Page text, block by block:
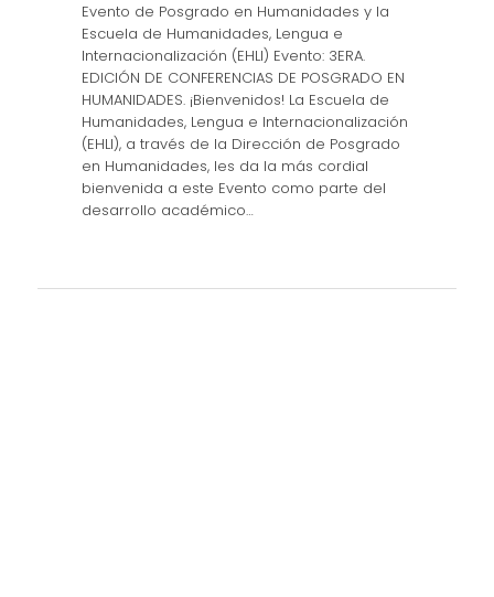
Evento de Posgrado en Humanidades y la
Escuela de Humanidades, Lengua e
Internacionalización (EHLI) Evento: 3ERA.
EDICIÓN DE CONFERENCIAS DE POSGRADO EN
HUMANIDADES. ¡Bienvenidos! La Escuela de
Humanidades, Lengua e Internacionalización
(EHLI), a través de la Dirección de Posgrado
en Humanidades, les da la más cordial
bienvenida a este Evento como parte del
desarrollo académico…